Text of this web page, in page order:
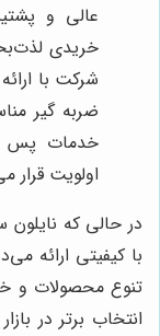
عالی و
خریدی
شرکت با
ضربه گیر
خدمات پس
اولویت قرار
در حالی که
با کیفیتی ارائه
تنوع محصولات و
انتخاب برتر در